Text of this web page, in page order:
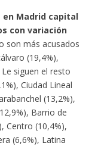
en Madrid capital
con variación
son más acusados
(19,4%),
siguen el resto
Ciudad Lineal
(13,2%),
Barrio de
Centro (10,4%),
(6,6%), Latina